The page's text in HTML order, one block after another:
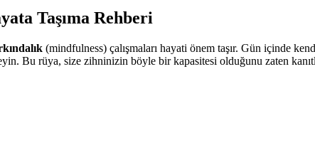
Taşıma Rehberi
(mindfulness) çalışmaları hayati önem taşır. Gün içinde
Bu rüya, size zihninizin böyle bir kapasitesi olduğunu zaten